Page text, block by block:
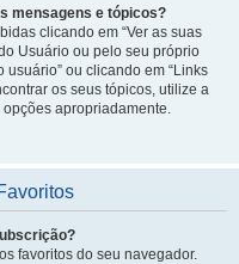
mensagens e tópicos?
clicando em “Ver as suas
Usuário ou pelo seu próprio
ou clicando em “Links
os seus tópicos, utilize a
apropriadamente.
favoritos do seu navegador.